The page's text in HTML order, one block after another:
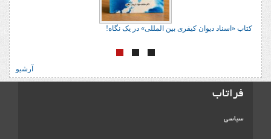
کتاب «اسناد دیوان کیفری بین عضلانی (رویکرد جاندا)» در یک نگاه
آرشیو
فراتاب
سیاسی